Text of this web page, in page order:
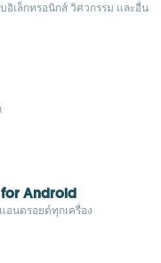
อิเล็กทรอนิกส์ วิศวกรรม และอื่น
for Android
นดรอยด์ทุกเครื่อง